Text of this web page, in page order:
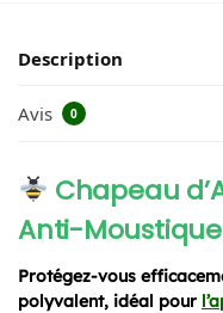
Description
Avis 0
Chapeau
Anti-Moustique
Protégez-vous
polyvalent, idéal pour